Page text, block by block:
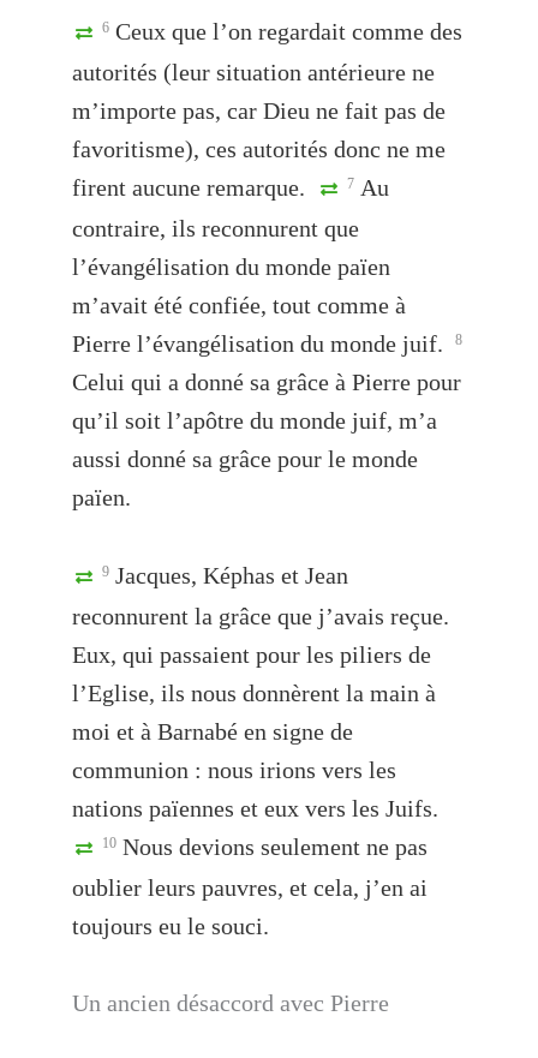
6 Ceux que l’on regardait comme des
autorités (leur situation antérieure ne
m’importe pas, car Dieu ne fait pas de
favoritisme), ces autorités donc ne me
firent aucune remarque.
7 Au
contraire, ils reconnurent que
l’évangélisation du monde païen
m’avait été confiée, tout comme à
Pierre l’évangélisation du monde juif.
8
Celui qui a donné sa grâce à Pierre pour
qu’il soit l’apôtre du monde juif, m’a
aussi donné sa grâce pour le monde
païen.
9 Jacques, Képhas et Jean
reconnurent la grâce que j’avais reçue.
Eux, qui passaient pour les piliers de
l’Eglise, ils nous donnèrent la main à
moi et à Barnabé en signe de
communion : nous irions vers les
nations païennes et eux vers les Juifs.
10 Nous devions seulement ne pas
oublier leurs pauvres, et cela, j’en ai
toujours eu le souci.
Un ancien désaccord avec Pierre